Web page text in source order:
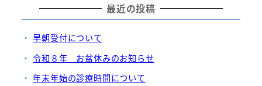
最近の投稿
早朝受付について
令和８年 お盆休みのお知らせ
年末年始の診療時間について